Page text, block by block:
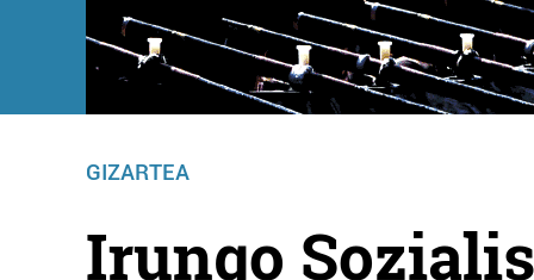
GIZARTEA
Irungo